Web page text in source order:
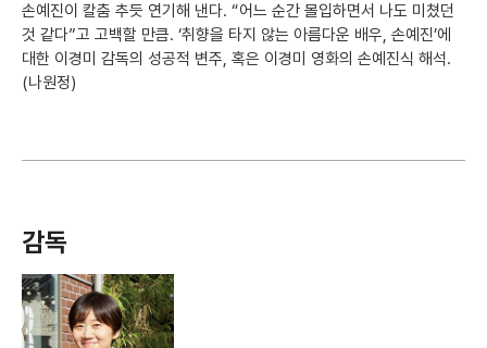
손예진이 칼춤 추듯 연기해 낸다. “어느 순간 몰입하면서 나도 미쳤던
것 같다”고 고백할 만큼. ‘취향을 타지 않는 아름다운 배우, 손예진’에
대한 이경미 감독의 성공적 변주, 혹은 이경미 영화의 손예진식 해석.
(나원정)
감독